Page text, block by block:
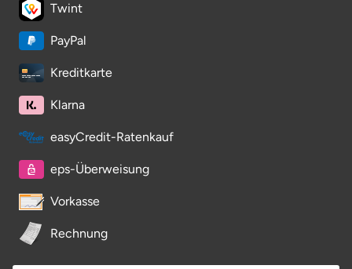
Twint
PayPal
Kreditkarte
Klarna
easyCredit-Ratenkauf
eps-Überweisung
Vorkasse
Rechnung